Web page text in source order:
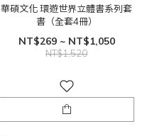
華碩文化 環遊世界立體書系列套
書（全套4冊）
NT$269 ~ NT$1,050
NT$1,520